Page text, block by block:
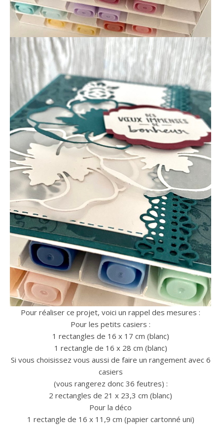
Pour réaliser ce projet, voici un rappel des mesures :
Pour les petits casiers :
1 rectangles de 16 x 17 cm (blanc)
1 rectangle de 16 x 28 cm (blanc)
Si vous choisissez vous aussi de faire un rangement avec 6
casiers
(vous rangerez donc 36 feutres) :
2 rectangles de 21 x 23,3 cm (blanc)
Pour la déco
1 rectangle de 16 x 11,9 cm (papier cartonné uni)